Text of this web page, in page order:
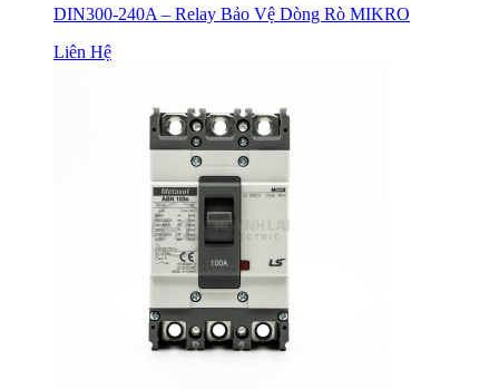
DIN300-240A – Relay Bảo Vệ Dòng Rò MIKRO
Liên Hệ